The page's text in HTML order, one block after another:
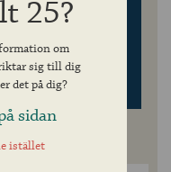
UTVALDA DESTILLAT
25?
om
sig till dig
det på dig?
sidan
istället